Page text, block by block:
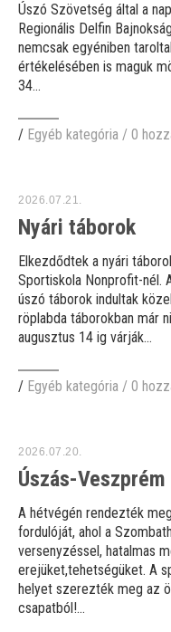
Úszó Szövetség által a
Regionális Delfin
nemcsak egyéniben
értékelésében is maguk
34...
/ Egyéb kategória / 0
2026.07.21.
Nyári táborok
Elkezdődtek a nyári
Sportiskola Nonprofit-nél.
úszó táborok indultak
röplabda táborokban már
augusztus 14 ig várják...
/ Egyéb kategória / 0
2026.07.20.
Úszás-Veszprém
A hétvégén rendezték
fordulóját, ahol a
versenyzéssel, hatalmas
erejüket,tehetségüket. A
helyet szerezték meg az
csapatból!...